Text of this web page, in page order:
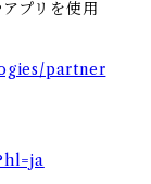
プリを使用
partner